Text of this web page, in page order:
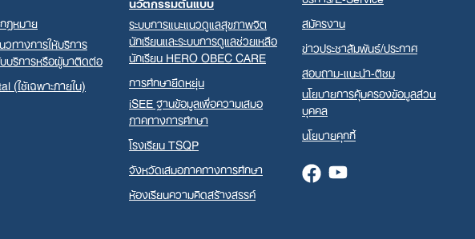
ฎหมาย
ทางการให้บริการ
บริการหรือผู้มาติดต่อ
(ใช้เฉพาะภายใน)
ระบบการแนะแนวดูแลสุขภาพจิต
นักเรียนและระบบการดูแลช่วยเหลือ
นักเรียน HERO OBEC CARE
การศึกษายืดหยุ่น
iSEE ฐานข้อมูลเพื่อความเสมอ
ภาคทางการศึกษา
โรงเรียน TSQP
จังหวัดเสมอภาคทางการศึกษา
ห้องเรียนความคิดสร้างสรรค์
สมัครงาน
ข่าวประชาสัมพันธ์/ประกาศ
สอบถาม-แนะนำ-ติชม
นโยบายการคุ้มครองข้อมูลส่วน
บุคคล
นโยบายคุกกี้
FacebookYoutube